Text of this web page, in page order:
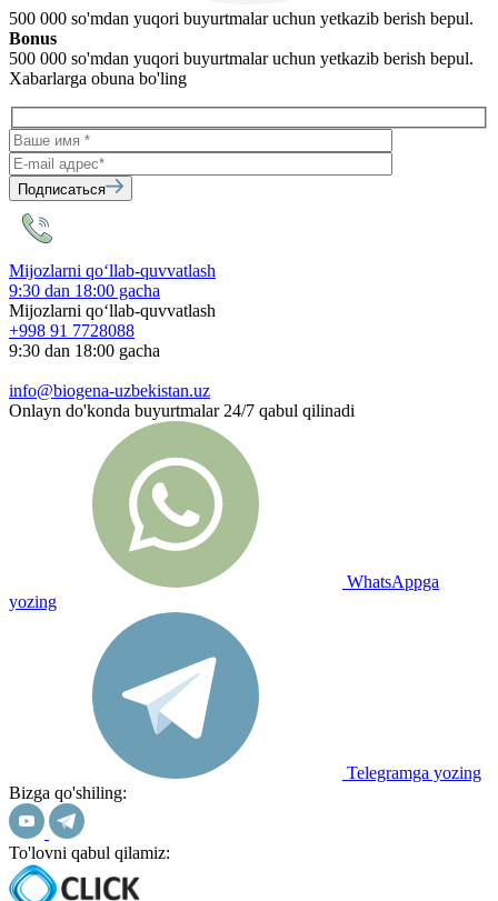
500 000 so'mdan yuqori buyurtmalar uchun yetkazib berish bepul.
Bonus
500 000 so'mdan yuqori buyurtmalar uchun yetkazib berish bepul.
Xabarlarga obuna bo'ling
Подписаться
Mijozlarni qo‘llab-quvvatlash
9:30 dan 18:00 gacha
Mijozlarni qo‘llab-quvvatlash
+998 91 7728088
9:30 dan 18:00 gacha
info@biogena-uzbekistan.uz
Onlayn do'konda buyurtmalar 24/7 qabul qilinadi
WhatsAppga
yozing
Telegramga yozing
Bizga qo'shiling:
To'lovni qabul qilamiz: